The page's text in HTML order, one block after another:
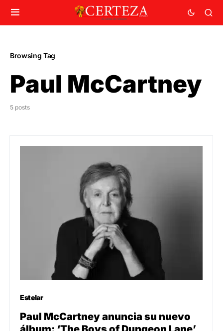
Browsing Tag
Paul McCartney
5 posts
Estelar
Paul McCartney anuncia su nuevo